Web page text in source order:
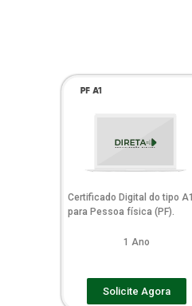
Certificado Digital do tipo A1
para Pessoa física (PF).
1 Ano
Solicite Agora